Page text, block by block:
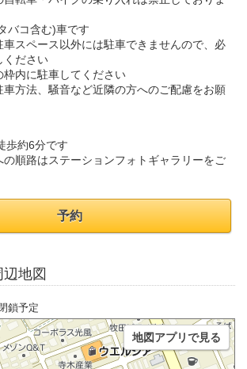
バコ含む)車です
車スペース以外には駐車できませんので、必
ください
枠内に駐車してください
車方法、騒音など近隣の方へのご配慮をお願
歩約6分です
順路はステーションフォトギャラリーをご
予約
地図
鎖予定
地図アプリで見る